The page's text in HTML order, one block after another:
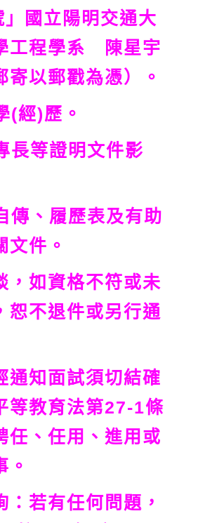
國立陽明交通大
工程學系 陳星宇
寄以郵戳為憑）。
(經)歷。
長等證明文件影
傳、履歷表及有助
文件。
，如資格不符或未
恕不退件或另行通
通知面試須切結確
等教育法第27-1條
任、任用、進用或
。
：若有任何問題，